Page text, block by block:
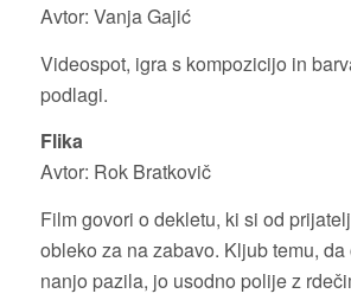
Avtor: Vanja Gajić
Videospot, igra s kompozicijo in
podlagi.
Flika
Avtor: Rok Bratkovič
Film govori o dekletu, ki si od
obleko za na zabavo. Kljub temu,
nanjo pazila, jo usodno polije z